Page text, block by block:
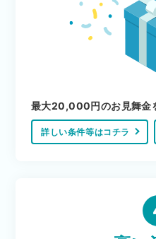
最大20,000円のお見舞金
詳しい条件等はコチラ